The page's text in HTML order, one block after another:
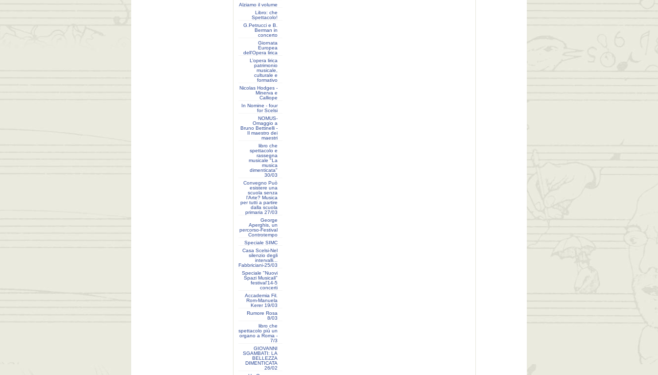
Alziamo il volume
Libro: che
Spettacolo!
G.Petrucci e B.
Berman in
concerto
Giornata
Europea
dell'Opera lirica
L’opera lirica
patrimonio
musicale,
culturale e
formativo
Nicolas Hodges -
Minerva e
Calliope
In Nomine - four
for Scelsi
NOMUS-
Omaggio a
Bruno Bettinelli -
Il maestro dei
maestri
libro che
spettacolo e
rassegna
musicale "La
musica
dimenticata"
30/03
Convegno Può
esistere una
scuola senza
l’Arte? Musica
per tutti a partire
dalla scuola
primaria 27/03
George
Aperghis, un
percorso-Festival
Controtempo
Speciale SIMC
Casa Scelsi-Nel
silenzio degli
intervalli...
Fabbriciani-25/03
Speciale "Nuovi
Spazi Musicali"
festival'14-5
concerti
Accademia Fil.
Rom-Manuela
Kerer 19/03
Rumore Rosa
8/03
libro che
spettacolo più un
organo a Roma -
7/3
GIOVANNI
SGAMBATI: LA
BELLEZZA
DIMENTICATA
26/02